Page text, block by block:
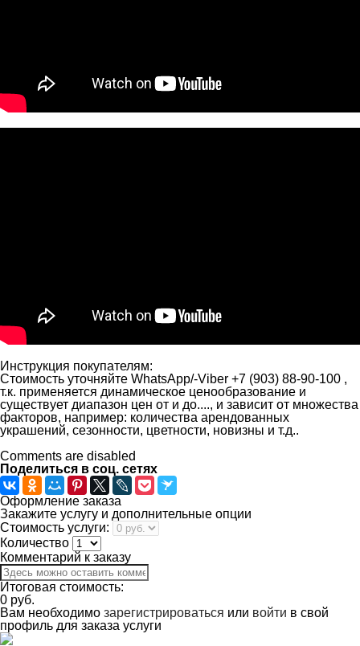
Инструкция покупателям:
Стоимость уточняйте WhatsApp/-Viber +7 (903) 88-90-100 ,
т.к. применяется динамическое ценообразование и
существует диапазон цен от и до...., и зависит от множества
факторов, например: количества арендованных
украшений, сезонности, цветности, новизны и т.д..
Comments are disabled
Поделиться в соц. сетях
Оформление заказа
Закажите услугу и дополнительные опции
Стоимость услуги:
Количество
Комментарий к заказу
Итоговая стоимость:
0 руб.
Вам необходимо зарегистрироваться или войти в свой
профиль для заказа услуги